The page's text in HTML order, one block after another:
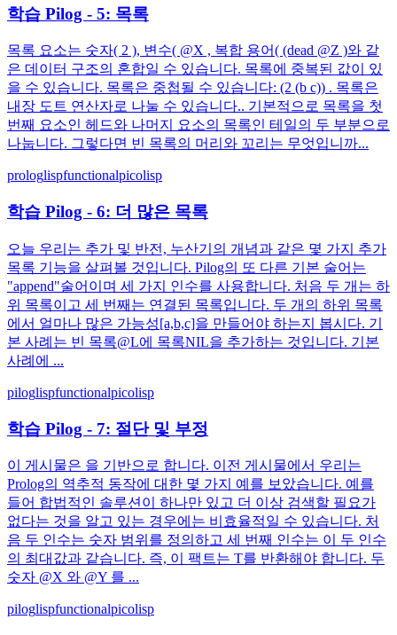
학습 Pilog - 5: 목록
목록 요소는 숫자( 2 ), 변수( @X , 복합 용어( (dead @Z )와 같
은 데이터 구조의 혼합일 수 있습니다. 목록에 중복된 값이 있
을 수 있습니다. 목록은 중첩될 수 있습니다: (2 (b c)) . 목록은
내장 도트 연산자로 나눌 수 있습니다.. 기본적으로 목록을 첫
번째 요소인 헤드와 나머지 요소의 목록인 테일의 두 부분으로
나눕니다. 그렇다면 빈 목록의 머리와 꼬리는 무엇입니까...
prologlispfunctionalpicolisp
학습 Pilog - 6: 더 많은 목록
오늘 우리는 추가 및 반전, 누산기의 개념과 같은 몇 가지 추가
목록 기능을 살펴볼 것입니다. Pilog의 또 다른 기본 술어는
"append"술어이며 세 가지 인수를 사용합니다. 처음 두 개는 하
위 목록이고 세 번째는 연결된 목록입니다. 두 개의 하위 목록
에서 얼마나 많은 가능성[a,b,c]을 만들어야 하는지 봅시다. 기
본 사례는 빈 목록@L에 목록NIL을 추가하는 것입니다. 기본
사례에 ...
piloglispfunctionalpicolisp
학습 Pilog - 7: 절단 및 부정
이 게시물은 을 기반으로 합니다. 이전 게시물에서 우리는
Prolog의 역추적 동작에 대한 몇 가지 예를 보았습니다. 예를
들어 합법적인 솔루션이 하나만 있고 더 이상 검색할 필요가
없다는 것을 알고 있는 경우에는 비효율적일 수 있습니다. 처
음 두 인수는 숫자 범위를 정의하고 세 번째 인수는 이 두 인수
의 최대값과 같습니다. 즉, 이 팩트는 T를 반환해야 합니다. 두
숫자 @X 와 @Y 를 ...
piloglispfunctionalpicolisp